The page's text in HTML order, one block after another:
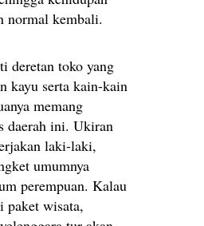
normal kembali.
deretan toko yang
kayu serta kain-kain
memang
daerah ini. Ukiran
laki-laki,
umumnya
perempuan. Kalau
paket wisata,